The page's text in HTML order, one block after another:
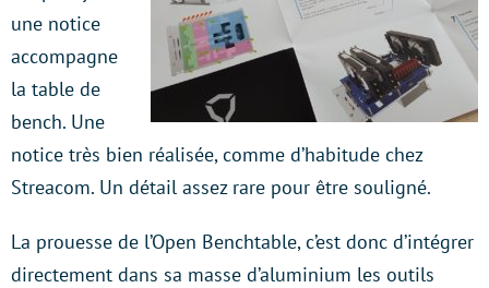
une notice
accompagne
la table de
bench. Une
notice très bien réalisée, comme d’habitude chez
Streacom. Un détail assez rare pour être souligné.
La prouesse de l’Open Benchtable, c’est donc d’intégrer
directement dans sa masse d’aluminium les outils